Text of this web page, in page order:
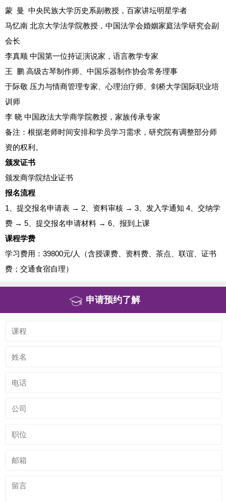
蒙 曼 中央民族大学历史系副教授，百家讲坛明星学者
马忆南 北京大学法学院教授，中国法学会婚姻家庭法学研究会副
会长
李真顺 中国第一位持证演说家，语言教学专家
王 鹏 高级古琴制作师、中国乐器制作协会常务理事
于际敬 压力与情商管理专家、心理治疗师、剑桥大学国际职业培
训师
李 晓 中国政法大学商学院教授，家族传承专家
备注：根据老师时间安排和学员学习需求，研究院有调整部分师
资的权利。
颁发证书
颁发商学院结业证书
报名流程
1、提交报名申请表 → 2、资料审核 → 3、发入学通知 4、交纳学
费 → 5、提交报名申请材料 → 6、报到上课
课程学费
学习费用：39800元/人（含授课费、资料费、茶点、联谊、证书
费；交通食宿自理）
申请预约了解